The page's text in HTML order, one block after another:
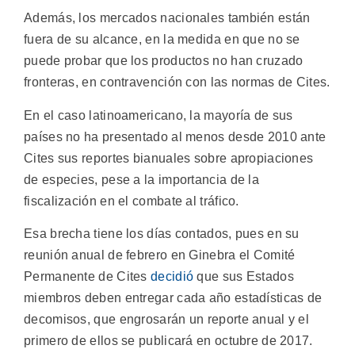
Además, los mercados nacionales también están
fuera de su alcance, en la medida en que no se
puede probar que los productos no han cruzado
fronteras, en contravención con las normas de Cites.
En el caso latinoamericano, la mayoría de sus
países no ha presentado al menos desde 2010 ante
Cites sus reportes bianuales sobre apropiaciones
de especies, pese a la importancia de la
fiscalización en el combate al tráfico.
Esa brecha tiene los días contados, pues en su
reunión anual de febrero en Ginebra el Comité
Permanente de Citesdecidió que sus Estados
miembros deben entregar cada año estadísticas de
decomisos, que engrosarán un reporte anual y el
primero de ellos se publicará en octubre de 2017.